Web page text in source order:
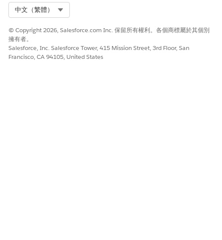
中文（繁體）
© Copyright 2026, Salesforce.com Inc. 保留所有權利。各個商標屬於其個別
擁有者。
Salesforce, Inc. Salesforce Tower, 415 Mission Street, 3rd Floor, San
Francisco, CA 94105, United States